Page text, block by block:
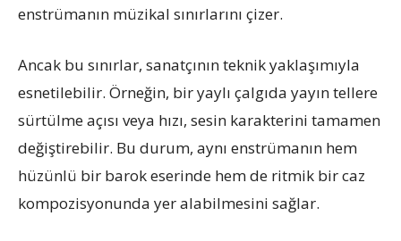
enstrümanın müzikal sınırlarını çizer.
Ancak bu sınırlar, sanatçının teknik yaklaşımıyla
esnetilebilir. Örneğin, bir yaylı çalgıda yayın tellere
sürtülme açısı veya hızı, sesin karakterini tamamen
değiştirebilir. Bu durum, aynı enstrümanın hem
hüzünlü bir barok eserinde hem de ritmik bir caz
kompozisyonunda yer alabilmesini sağlar.